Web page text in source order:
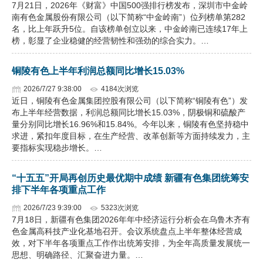
7月21日，2026年《财富》中国500强排行榜发布，深圳市中金岭
南有色金属股份有限公司（以下简称“中金岭南”）位列榜单第282
名，比上年跃升5位。自该榜单创立以来，中金岭南已连续17年上
榜，彰显了企业稳健的经营韧性和强劲的综合实力。…
铜陵有色上半年利润总额同比增长15.03%
2026/7/27 9:38:00 4184次浏览
近日，铜陵有色金属集团控股有限公司（以下简称“铜陵有色”）发
布上半年经营数据，利润总额同比增长15.03%，阴极铜和硫酸产
量分别同比增长16.96%和15.84%。今年以来，铜陵有色坚持稳中
求进，紧扣年度目标，在生产经营、改革创新等方面持续发力，主
要指标实现稳步增长。…
“十五五”开局再创历史最优期中成绩 新疆有色集团统筹安
排下半年各项重点工作
2026/7/23 9:39:00 5323次浏览
7月18日，新疆有色集团2026年年中经济运行分析会在乌鲁木齐有
色金属高科技产业化基地召开。会议系统盘点上半年整体经营成
效，对下半年各项重点工作作出统筹安排，为全年高质量发展统一
思想、明确路径、汇聚奋进力量。…